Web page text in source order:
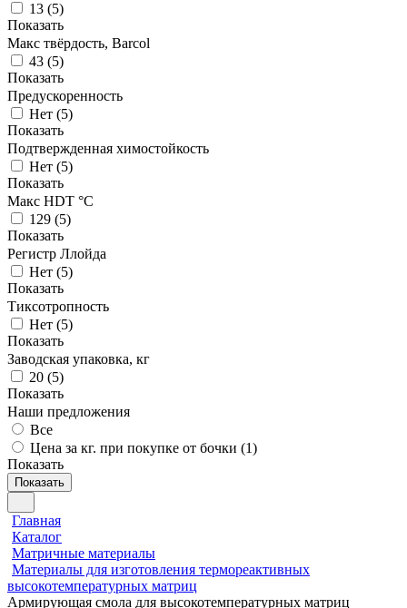
13 (5)
Показать
Макс твёрдость, Barcol
43 (5)
Показать
Предускоренность
Нет (5)
Показать
Подтвержденная химостойкость
Нет (5)
Показать
Макс HDT °С
129 (5)
Показать
Регистр Ллойда
Нет (5)
Показать
Тиксотропность
Нет (5)
Показать
Заводская упаковка, кг
20 (5)
Показать
Наши предложения
Все
Цена за кг. при покупке от бочки (1)
Показать
Показать
Главная
Каталог
Матричные материалы
Материалы для изготовления термореактивных
высокотемпературных матриц
Армирующая смола для высокотемпературных матриц